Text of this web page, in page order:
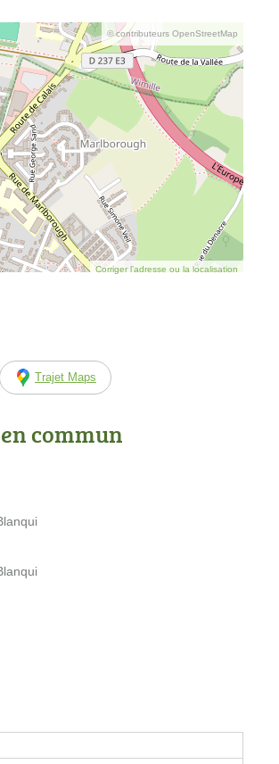
© contributeurs OpenStreetMap
Corriger l’adresse ou la localisation
Trajet Maps
commun